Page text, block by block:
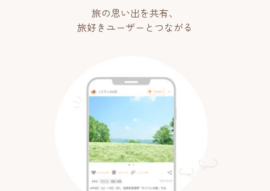
旅の思い出を共有、
旅好きユーザーとつながる